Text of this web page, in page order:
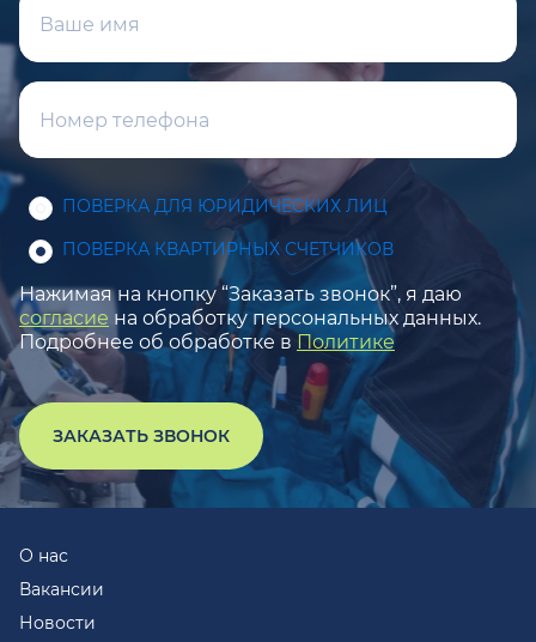
ПОВЕРКА ДЛЯ ЮРИДИЧЕСКИХ ЛИЦ
ПОВЕРКА КВАРТИРНЫХ СЧЕТЧИКОВ
Нажимая на кнопку “Заказать звонок”, я даю
согласие на обработку персональных данных.
Подробнее об обработке в Политике
ЗАКАЗАТЬ ЗВОНОК
О нас
Вакансии
Новости